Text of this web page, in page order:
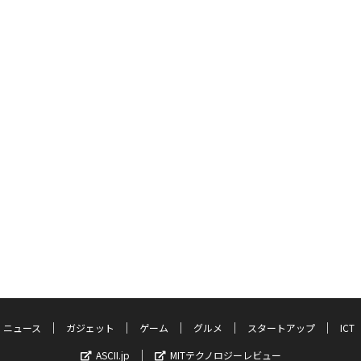
ニュース ガジェット ゲーム グルメ スタートアップ
ICT
ASCII.jp
MITテクノロジーレビュー